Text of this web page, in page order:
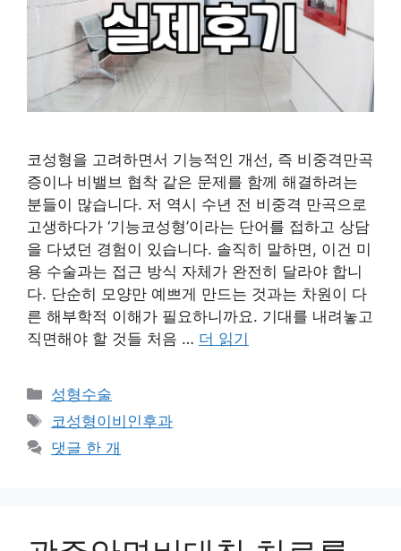
코성형을 고려하면서 기능적인 개선, 즉 비중격만곡
증이나 비밸브 협착 같은 문제를 함께 해결하려는
분들이 많습니다. 저 역시 수년 전 비중격 만곡으로
고생하다가 ‘기능코성형’이라는 단어를 접하고 상담
을 다녔던 경험이 있습니다. 솔직히 말하면, 이건 미
용 수술과는 접근 방식 자체가 완전히 달라야 합니
다. 단순히 모양만 예쁘게 만드는 것과는 차원이 다
른 해부학적 이해가 필요하니까요. 기대를 내려놓고
직면해야 할 것들 처음 … 더 읽기
카
테
리
성형수술
태
그
코성형이비인후과
댓글 한 개